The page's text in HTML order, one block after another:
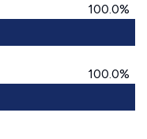
100.0%
100.0%